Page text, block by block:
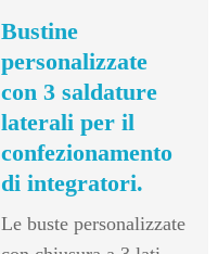
Bustine
personalizzate
con 3 saldature
laterali per il
confezionamento
di integratori.
Le buste personalizzate